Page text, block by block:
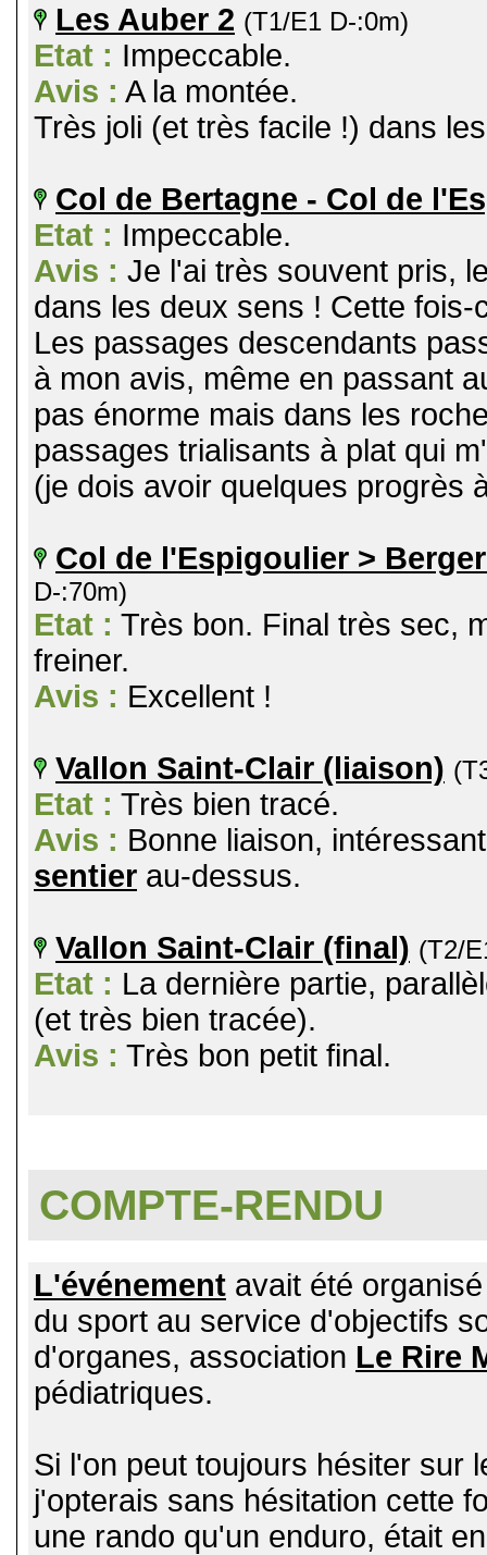
Les Auber 2 (T1/E1 D-:0m)
Etat : Impeccable.
Avis : A la montée.
Très joli (et très facile !) dans
Col de Bertagne - Col de
Etat : Impeccable.
Avis : Je l'ai très souvent pris,
dans les deux sens ! Cette fois-
Les passages descendants
à mon avis, même en passant
pas énorme mais dans les
passages trialisants à plat qui
(je dois avoir quelques progrès
Col de l'Espigoulier >
D-:70m)
Etat : Très bon. Final très sec,
freiner.
Avis : Excellent !
Vallon Saint-Clair (liaison)
Etat : Très bien tracé.
Avis : Bonne liaison,
sentier au-dessus.
Vallon Saint-Clair (final) (T2/
Etat : La dernière partie,
(et très bien tracée).
Avis : Très bon petit final.
COMPTE-RENDU
L'événement avait été
du sport au service d'objectifs
d'organes, association Le Rire
pédiatriques.
Si l'on peut toujours hésiter sur
j'opterais sans hésitation cette
une rando qu'un enduro, était